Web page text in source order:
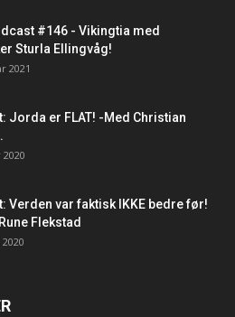
#146 - Vikingtia med
Sturla Ellingvåg!
2021
Jorda er FLAT! -Med Christian
Verden var faktisk IKKE bedre før!
Flekstad